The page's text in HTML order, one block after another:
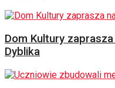
Dom Kultury
Dyblika